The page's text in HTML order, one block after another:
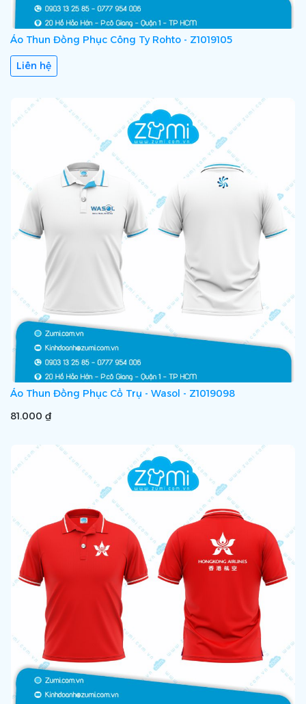
Áo Thun Đồng Phục Công Ty Rohto - Z1019105
Liên hệ
Áo Thun Đồng Phục Cổ Trụ - Wasol - Z1019098
81.000 ₫